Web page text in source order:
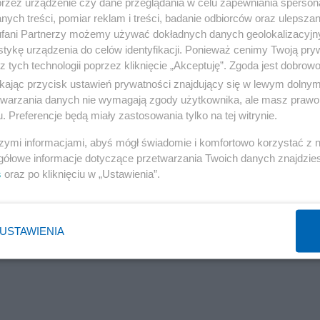
bezpiecznego państwa trzeciego wtedy, gdy
przejeżdżała tranzytem do UE przez państwo
powiązania, a także gdy istnieje umowa lub
przyjmowania osób ubiegających się o azyl.
treści, pomiar reklam i treści, badanie odbiorców oraz
Partnerzy możemy używać dokładnych danych
urządzenia do celów identyfikacji. Ponieważ cenimy Twoją
tych technologii poprzez kliknięcie „Akceptuję”. Zgoda jest
przycisk ustawień prywatności znajdujący się w lewym
danych nie wymagają zgody użytkownika, ale masz
Preferencje będą miały zastosowania tylko na tej witrynie.
informacjami, abyś mógł świadomie i komfortowo korzystać z
informacje dotyczące przetwarzania Twoich danych
oraz po kliknięciu w „Ustawienia”.
USTAWIENIA